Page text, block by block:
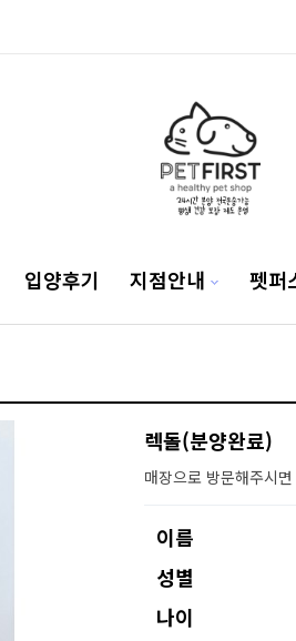
입양후기 지점안내 펫퍼
렉돌(분양완료)
매장으로 방문해주시
이름
성별
나이